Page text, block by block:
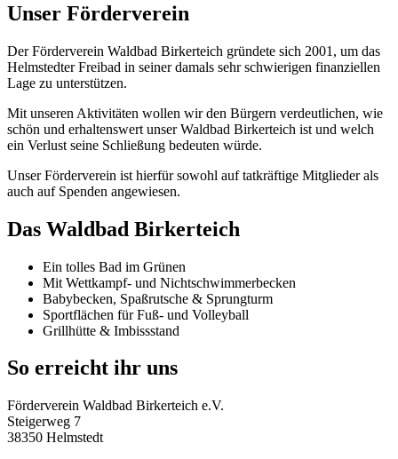
Unser Förderverein
Der Förderverein Waldbad Birkerteich gründete sich 2001, um das
Helmstedter Freibad in seiner damals sehr schwierigen finanziellen
Lage zu unterstützen.
Mit unseren Aktivitäten wollen wir den Bürgern verdeutlichen, wie
schön und erhaltenswert unser Waldbad Birkerteich ist und welch
ein Verlust seine Schließung bedeuten würde.
Unser Förderverein ist hierfür sowohl auf tatkräftige Mitglieder als
auch auf Spenden angewiesen.
Das Waldbad Birkerteich
Ein tolles Bad im Grünen
Mit Wettkampf- und Nichtschwimmerbecken
Babybecken, Spaßrutsche & Sprungturm
Sportflächen für Fuß- und Volleyball
Grillhütte & Imbissstand
So erreicht ihr uns
Förderverein Waldbad Birkerteich e.V.
Steigerweg 7
38350 Helmstedt